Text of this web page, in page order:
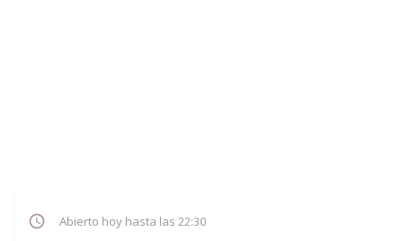
Abierto hoy hasta las 22:30